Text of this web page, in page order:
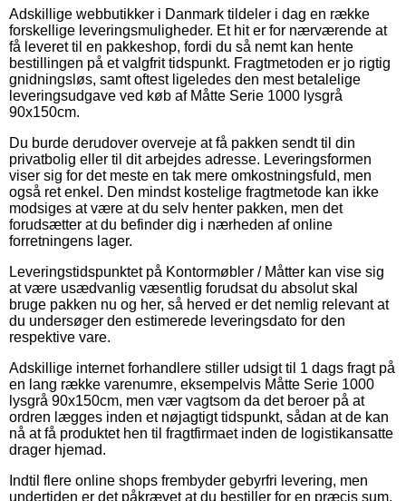
Adskillige webbutikker i Danmark tildeler i dag en række
forskellige leveringsmuligheder. Et hit er for nærværende at
få leveret til en pakkeshop, fordi du så nemt kan hente
bestillingen på et valgfrit tidspunkt. Fragtmetoden er jo rigtig
gnidningsløs, samt oftest ligeledes den mest betalelige
leveringsudgave ved køb af Måtte Serie 1000 lysgrå
90x150cm.
Du burde derudover overveje at få pakken sendt til din
privatbolig eller til dit arbejdes adresse. Leveringsformen
viser sig for det meste en tak mere omkostningsfuld, men
også ret enkel. Den mindst kostelige fragtmetode kan ikke
modsiges at være at du selv henter pakken, men det
forudsætter at du befinder dig i nærheden af online
forretningens lager.
Leveringstidspunktet på Kontormøbler / Måtter kan vise sig
at være usædvanlig væsentlig forudsat du absolut skal
bruge pakken nu og her, så herved er det nemlig relevant at
du undersøger den estimerede leveringsdato for den
respektive vare.
Adskillige internet forhandlere stiller udsigt til 1 dags fragt på
en lang række varenumre, eksempelvis Måtte Serie 1000
lysgrå 90x150cm, men vær vagtsom da det beroer på at
ordren lægges inden et nøjagtigt tidspunkt, sådan at de kan
nå at få produktet hen til fragtfirmaet inden de logistikansatte
drager hjemad.
Indtil flere online shops frembyder gebyrfri levering, men
undertiden er det påkrævet at du bestiller for en præcis sum.